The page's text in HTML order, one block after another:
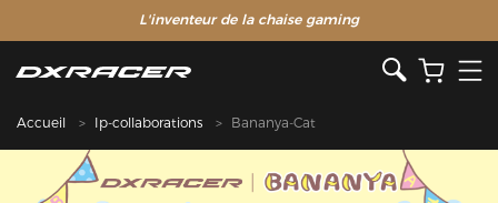
L'inventeur de la chaise gaming
Accueil Ip-collaborations Bananya-Cat